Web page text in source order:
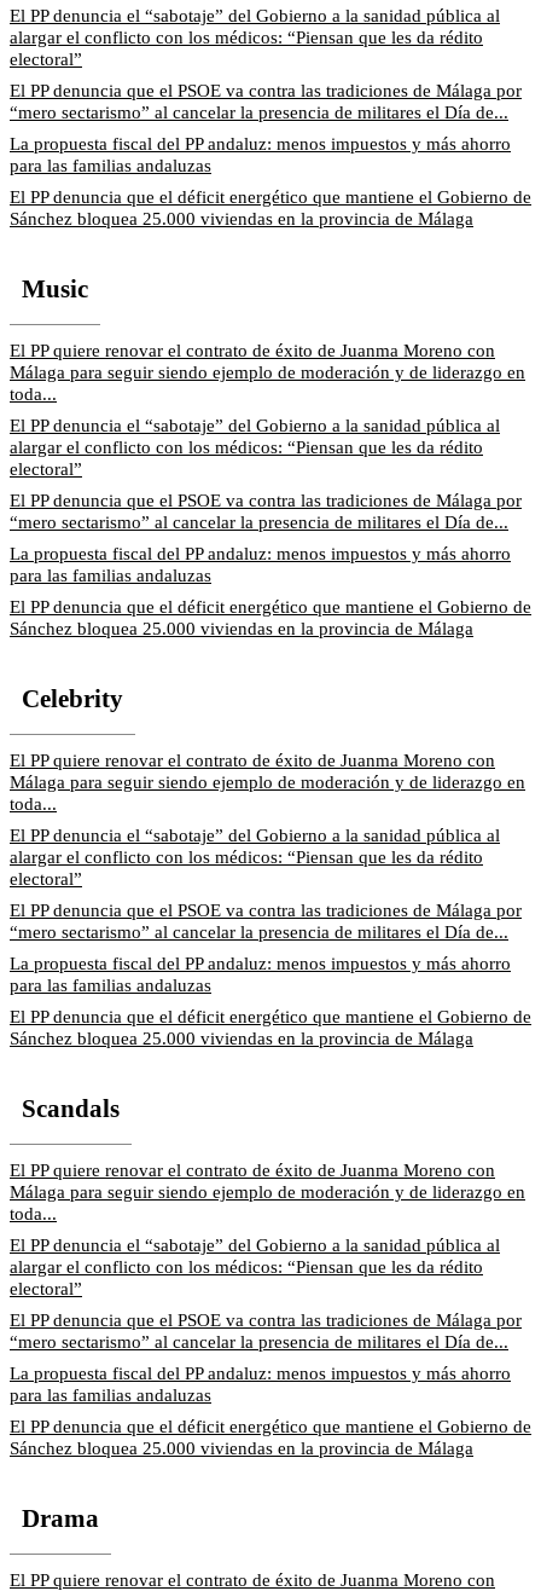
El PP denuncia el “sabotaje” del Gobierno a la sanidad pública al
alargar el conflicto con los médicos: “Piensan que les da rédito
electoral”
El PP denuncia que el PSOE va contra las tradiciones de Málaga por
“mero sectarismo” al cancelar la presencia de militares el Día de...
La propuesta fiscal del PP andaluz: menos impuestos y más ahorro
para las familias andaluzas
El PP denuncia que el déficit energético que mantiene el Gobierno de
Sánchez bloquea 25.000 viviendas en la provincia de Málaga
Music
El PP quiere renovar el contrato de éxito de Juanma Moreno con
Málaga para seguir siendo ejemplo de moderación y de liderazgo en
toda...
El PP denuncia el “sabotaje” del Gobierno a la sanidad pública al
alargar el conflicto con los médicos: “Piensan que les da rédito
electoral”
El PP denuncia que el PSOE va contra las tradiciones de Málaga por
“mero sectarismo” al cancelar la presencia de militares el Día de...
La propuesta fiscal del PP andaluz: menos impuestos y más ahorro
para las familias andaluzas
El PP denuncia que el déficit energético que mantiene el Gobierno de
Sánchez bloquea 25.000 viviendas en la provincia de Málaga
Celebrity
El PP quiere renovar el contrato de éxito de Juanma Moreno con
Málaga para seguir siendo ejemplo de moderación y de liderazgo en
toda...
El PP denuncia el “sabotaje” del Gobierno a la sanidad pública al
alargar el conflicto con los médicos: “Piensan que les da rédito
electoral”
El PP denuncia que el PSOE va contra las tradiciones de Málaga por
“mero sectarismo” al cancelar la presencia de militares el Día de...
La propuesta fiscal del PP andaluz: menos impuestos y más ahorro
para las familias andaluzas
El PP denuncia que el déficit energético que mantiene el Gobierno de
Sánchez bloquea 25.000 viviendas en la provincia de Málaga
Scandals
El PP quiere renovar el contrato de éxito de Juanma Moreno con
Málaga para seguir siendo ejemplo de moderación y de liderazgo en
toda...
El PP denuncia el “sabotaje” del Gobierno a la sanidad pública al
alargar el conflicto con los médicos: “Piensan que les da rédito
electoral”
El PP denuncia que el PSOE va contra las tradiciones de Málaga por
“mero sectarismo” al cancelar la presencia de militares el Día de...
La propuesta fiscal del PP andaluz: menos impuestos y más ahorro
para las familias andaluzas
El PP denuncia que el déficit energético que mantiene el Gobierno de
Sánchez bloquea 25.000 viviendas en la provincia de Málaga
Drama
El PP quiere renovar el contrato de éxito de Juanma Moreno con